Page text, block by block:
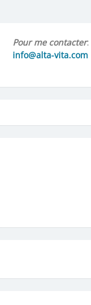
Pour me contacter:
info@alta-vita.com